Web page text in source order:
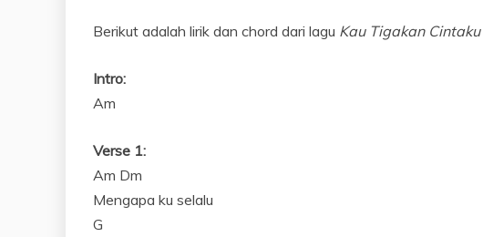
Berikut adalah lirik dan chord dari lagu Kau Tigakan Cintaku
Intro:
Am
Verse 1:
Am Dm
Mengapa ku selalu
G